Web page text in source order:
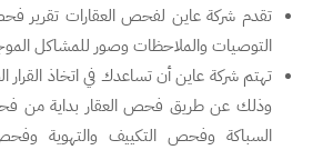
تقدم شركة عاين لفحص العقارات تقرير
التوصيات والملاحظات وصور للمشاكل
تهتم شركة عاين أن تساعدك في اتخاذ القرار
وذلك عن طريق فحص العقار بداية من
السباكة وفحص التكييف والتهوية